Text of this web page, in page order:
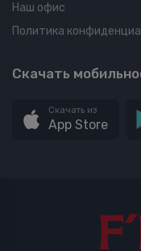
Наш офис
Политика
Скачать
Скачать из
App Store